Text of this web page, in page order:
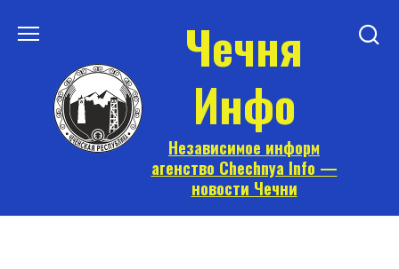
Чечня
Инфо
Независимое информ
агенство Chechnya Info —
новости Чечни